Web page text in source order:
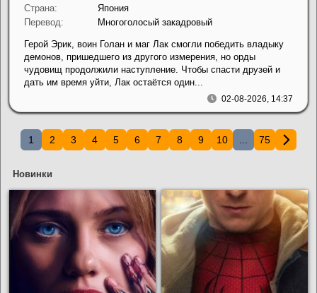
Страна:
Япония
Перевод:
Многоголосый закадровый
02-08-2026, 14:37
Герой Эрик, воин Голан и маг Лак смогли победить владыку
демонов, пришедшего из другого измерения, но орды
чудовищ продолжили наступление. Чтобы спасти друзей и
дать им время уйти, Лак остаётся один...
1 2 3 4 5 6 7 8 9 10 75
Новинки